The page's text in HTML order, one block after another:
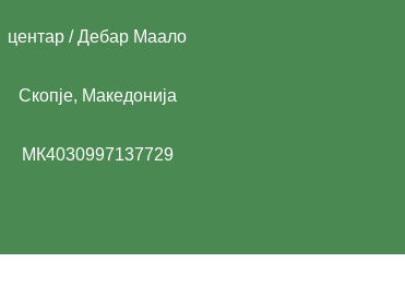
центар / Дебар Маало
Скопје, Македонија
МК4030997137729